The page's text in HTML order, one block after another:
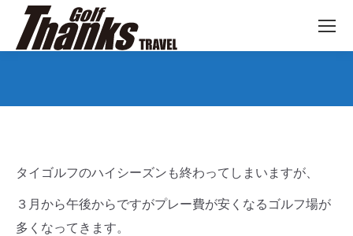
タイゴルフのハイシーズンも終わってしまいますが、
３月から午後からですがプレー費が安くなるゴルフ場が
多くなってきます。